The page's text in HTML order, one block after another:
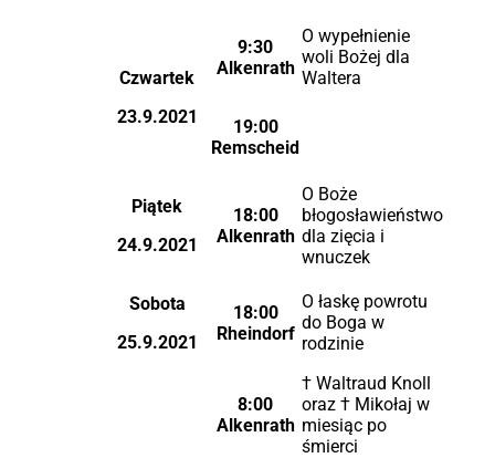
Czwartek
23.9.2021
9:30
Alkenrath
O wypełnienie
woli Bożej dla
Waltera
19:00
Remscheid
Piątek
24.9.2021
18:00
Alkenrath
O Boże
błogosławieństwo
dla zięcia i
wnuczek
Sobota
25.9.2021
18:00
Rheindorf
O łaskę powrotu
do Boga w
rodzinie
8:00
Alkenrath
† Waltraud Knoll
oraz † Mikołaj w
miesiąc po
śmierci